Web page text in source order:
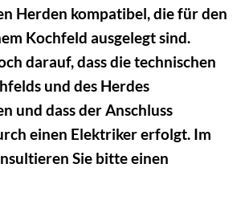
Herden kompatibel, die für den
Kochfeld ausgelegt sind.
darauf, dass die technischen
und des Herdes
und dass der Anschluss
einen Elektriker erfolgt. Im
Sie bitte einen